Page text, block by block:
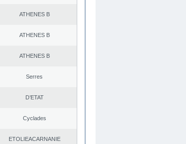
ATHENES Β
ATHENES Β
ATHENES Β
Serres
D’ETAT
Cyclades
EΤOLIEACARNANIE